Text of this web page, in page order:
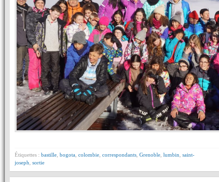
Étiquettes : bastille bogota colombie correspondants Grenoble lumbin saint-
joseph sortie